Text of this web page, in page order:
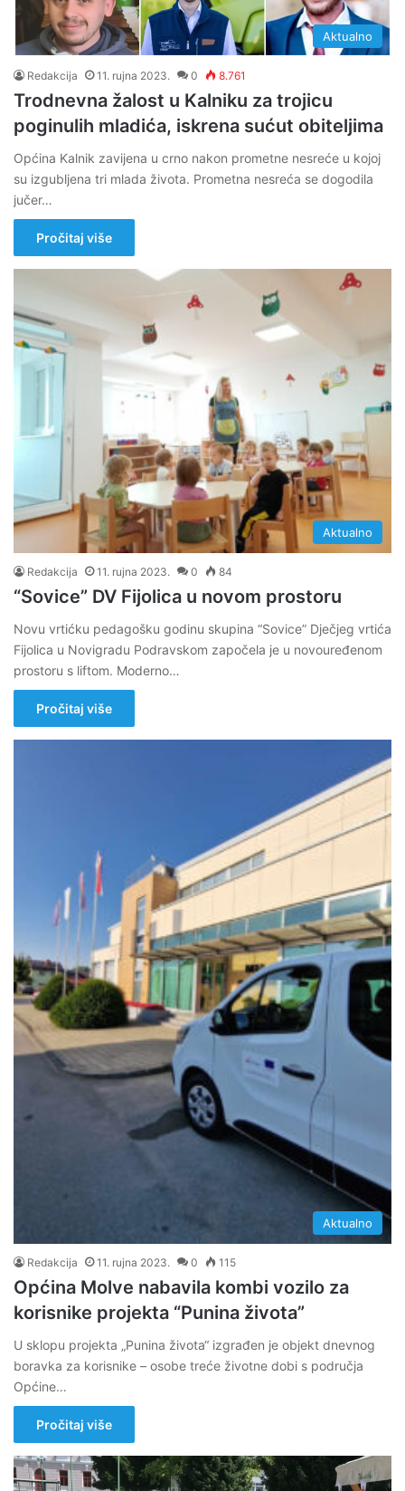
Aktualno
Redakcija 11. rujna 2023. 0 8.761
Trodnevna žalost u Kalniku za trojicu
poginulih mladića, iskrena sućut obiteljima
Općina Kalnik zavijena u crno nakon prometne nesreće u kojoj
su izgubljena tri mlada života. Prometna nesreća se dogodila
jučer…
Pročitaj više
Aktualno
Redakcija 11. rujna 2023. 0 84
“Sovice” DV Fijolica u novom prostoru
Novu vrtićku pedagošku godinu skupina “Sovice” Dječjeg vrtića
Fijolica u Novigradu Podravskom započela je u novouređenom
prostoru s liftom. Moderno…
Pročitaj više
Aktualno
Redakcija 11. rujna 2023. 0 115
Općina Molve nabavila kombi vozilo za
korisnike projekta “Punina života”
U sklopu projekta „Punina života“ izgrađen je objekt dnevnog
boravka za korisnike – osobe treće životne dobi s područja
Općine…
Pročitaj više